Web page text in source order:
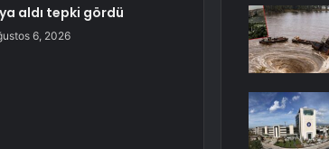
aldı tepki gördü
6, 2026